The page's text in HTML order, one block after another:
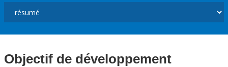
Objectif de développement